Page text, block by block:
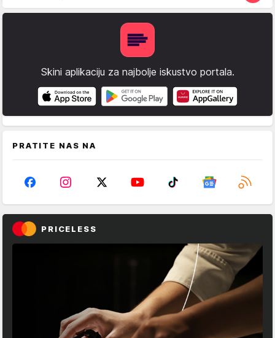
Skini aplikaciju za najbolje iskustvo portala.
PRATITE NAS NA
PRICELESS